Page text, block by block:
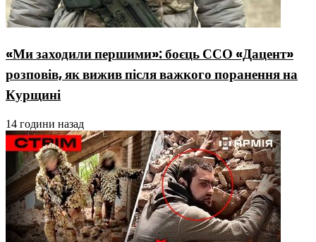
«Ми заходили першими»: боєць ССО «Дацент»
розповів, як вижив після важкого поранення на
Курщині
14 години назад